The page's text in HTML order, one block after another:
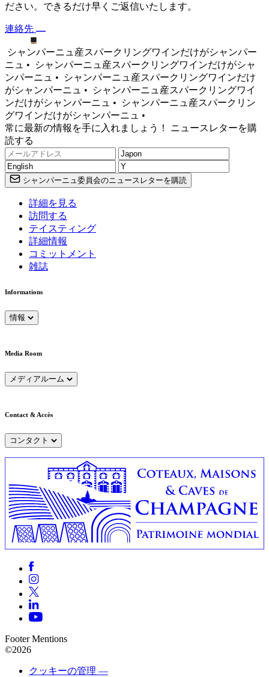
ださい。できるだけ早くご返信いたします。
連絡先
シャンパーニュ産スパークリングワインだけがシャンパー
ニュ •
シャンパーニュ産スパークリングワインだけがシャ
ンパーニュ •
シャンパーニュ産スパークリングワインだけ
がシャンパーニュ •
シャンパーニュ産スパークリングワイ
ンだけがシャンパーニュ •
シャンパーニュ産スパークリン
グワインだけがシャンパーニュ •
常に最新の情報を手に入れましょう！ ニュースレターを購
読する
シャンパーニュ委員会のニュースレターを購読
詳細を見る
訪問する
テイスティング
詳細情報
コミットメント
雑誌
Informations
情報
Media Room
メディアルーム
Contact & Accès
コンタクト
Footer Mentions
©2026
クッキーの管理 —